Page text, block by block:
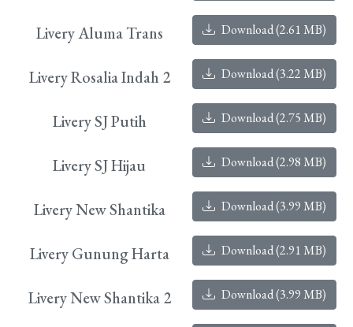
Livery Aluma Trans Download (2.61 MB)
Livery Rosalia Indah 2 Download (3.22 MB)
Livery SJ Putih Download (2.75 MB)
Livery SJ Hijau Download (2.98 MB)
Livery New Shantika Download (3.99 MB)
Livery Gunung Harta Download (2.91 MB)
Livery New Shantika 2 Download (3.99 MB)